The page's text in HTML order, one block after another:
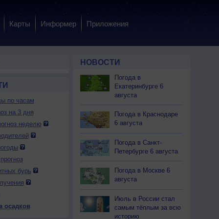
Карты Информер Приложения
9 вс
Вечер День Вечер Ночь Утро
по часам
на 3 дня
неделю
бурь
осадков
НОВОСТИ
Погода в
Екатеринбурге 6
августа
Погода в Краснодаре
6 августа
Погода в Санкт-
Петербурге 6 августа
Погода в Москве 6
августа
Июль в России стал
самым тёплым за всю
историю